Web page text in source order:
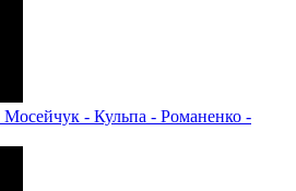
- Кульпа - Романенко -